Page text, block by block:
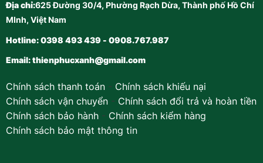
Địa chỉ:625 Đường 30/4, Phường Rạch Dừa, Thành phố Hồ Chí
MInh, Việt Nam
Hotline: 0398 493 439 - 0908.767.987
Email:thienphucxanh@gmail.com
Chính sách thanh toán- Chính sách khiếu nại
Chính sách vận chuyển- Chính sách đổi trả và hoàn tiền
Chính sách bảo hành- Chính sách kiểm hàng
Chính sách bảo mật thông tin